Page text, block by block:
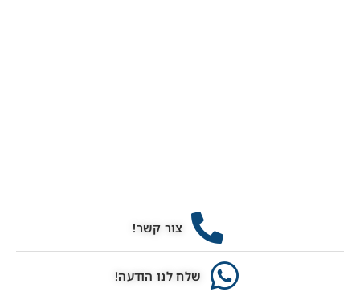
צור קשר!
שלח לנו הודעה!